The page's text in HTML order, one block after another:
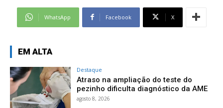
WhatsApp Facebook X
EM ALTA
Destaque
Atraso na ampliação do teste do
pezinho dificulta diagnóstico da AME
agosto 8, 2026